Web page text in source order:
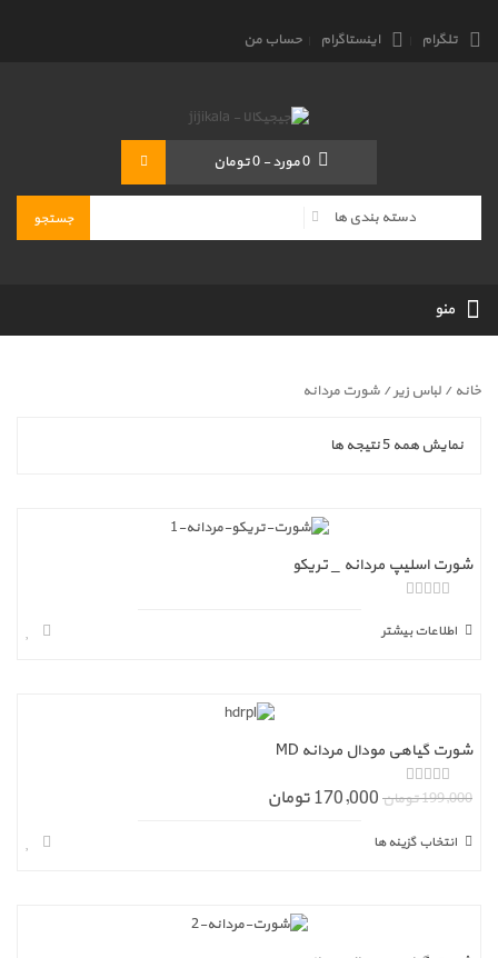
تلگرام اینستاگرام حساب من
0مورد- 0 تومان
منو
خانه / لباس زیر/ شورت مردانه
نمایش همه 5 نتیجه ها
شورت اسلیپ مردانه _ تریکو
ز
5
اطلاعات بیشتر
شورت گیاهی مودال مردانه MD
ا
199,000 تومان 170,000 تومان
انتخاب گزینه ها